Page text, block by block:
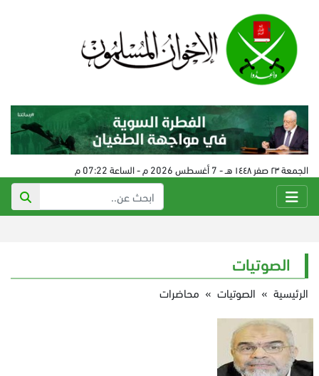
الجمعة ٢٣ صفر ١٤٤٨ هـ - 7 أغسطس 2026 م - الساعة 07:22 م
الصوتيات
الرئيسية » الصوتيات » محاضرات